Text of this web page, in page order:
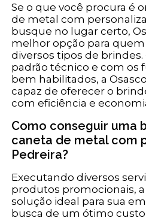
Se o que você procura é
de metal com
busque no lugar certo,
melhor opção para
diversos tipos de
padrão técnico e com os
bem habilitados, a
capaz de oferecer o
com eficiência e
Como conseguir uma
caneta de metal com
Pedreira?
Executando diversos
produtos promocionais, a
solução ideal para sua
busca de um ótimo